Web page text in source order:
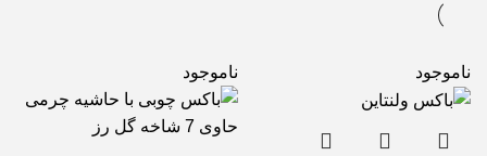
ناموجود ناموجود